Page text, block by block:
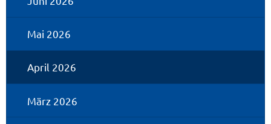
Mai 2026
April 2026
März 2026